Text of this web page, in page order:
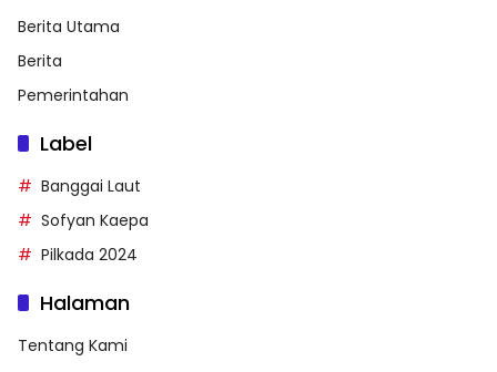
Berita Utama
Berita
Pemerintahan
Label
Banggai Laut
Sofyan Kaepa
Pilkada 2024
Halaman
Tentang Kami